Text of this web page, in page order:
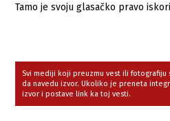
Tamo je svoju glasačko pravo
Svi mediji koji preuzmu vest ili fotografiju
da navedu izvor. Ukoliko je preneta
izvor i postave link ka toj vesti.